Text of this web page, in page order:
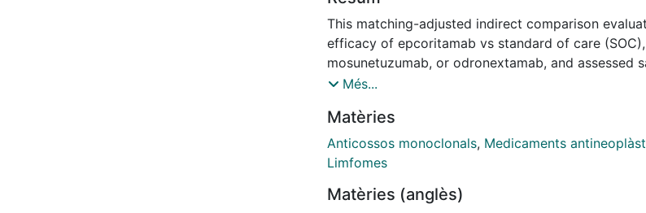
This matching-adjusted indirect comparison
efficacy of epcoritamab vs standard of care (SOC),
mosunetuzumab, or odronextamab, and assessed
vs mosunetuzumab and odronextamab. Individual
(FL) cohort for epcoritamab were used with pooled
from SCHOLAR-5 for SOC (mostly
[CIT]), and aggregate data from GO29781 for
populations were match-adjusted using propensity
Més...
Matèries
Anticossos monoclonals, Medicaments
Limfomes
Matèries (anglès)